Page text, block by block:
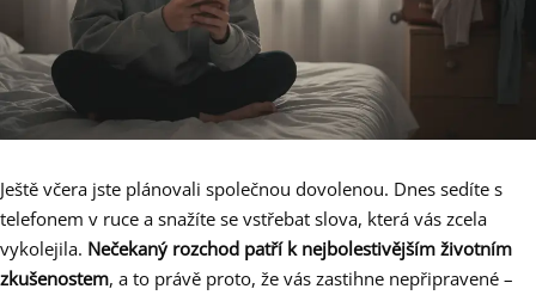
Ještě včera jste plánovali společnou dovolenou. Dnes sedíte s
telefonem v ruce a snažíte se vstřebat slova, která vás zcela
vykolejila. Nečekaný rozchod patří k nejbolestivějším životním
zkušenostem, a to právě proto, že vás zastihne nepřipravené –